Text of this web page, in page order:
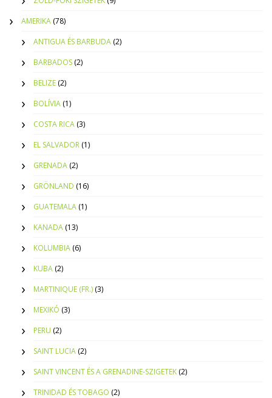
AMERIKA (78)
ANTIGUA ÉS BARBUDA (2)
BARBADOS (2)
BELIZE (2)
BOLÍVIA (1)
COSTA RICA (3)
EL SALVADOR (1)
GRENADA (2)
GRÖNLAND (16)
GUATEMALA (1)
KANADA (13)
KOLUMBIA (6)
KUBA (2)
MARTINIQUE (FR.) (3)
MEXIKÓ (3)
PERU (2)
SAINT LUCIA (2)
SAINT VINCENT ÉS A GRENADINE-SZIGETEK (2)
TRINIDAD ÉS TOBAGO (2)